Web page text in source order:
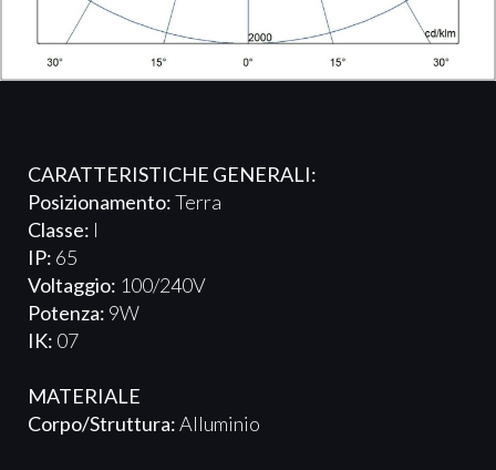
CARATTERISTICHE GENERALI:
Posizionamento:Terra
Classe: I
IP: 65
Voltaggio: 100/240V
Potenza: 9W
IK: 07
MATERIALE
Corpo/Struttura:Alluminio